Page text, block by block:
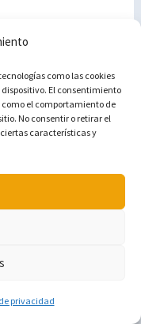
como las cookies
El consentimiento
el comportamiento de
No consentir o retirar el
características y
privacidad
Aprende cómo